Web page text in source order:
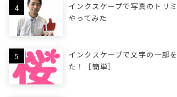
インクスケープで写真のトリ
やってみた
インクスケープで文字の一部
た！［簡単］